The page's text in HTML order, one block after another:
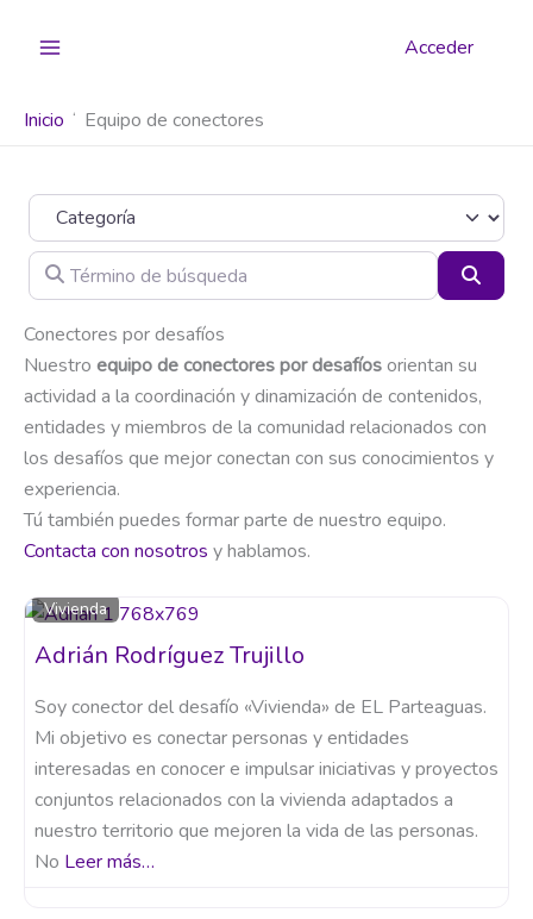
Acceder
Inicio Equipo de conectores
Categoría
Término de búsqueda
Conectores por desafíos
Nuestro equipo de conectores por desafíosorientan su
actividad a la coordinación y dinamización de contenidos,
entidades y miembros de la comunidad relacionados con
los desafíos que mejor conectan con sus conocimientos y
experiencia.
Tú también puedes formar parte de nuestro equipo.
Contacta con nosotros y hablamos.
Vivienda
Adrián Rodríguez Trujillo
Soy conector del desafío «Vivienda» de EL Parteaguas.
Mi objetivo es conectar personas y entidades
interesadas en conocer e impulsar iniciativas y proyectos
conjuntos relacionados con la vivienda adaptados a
nuestro territorio que mejoren la vida de las personas.
No Leer más…